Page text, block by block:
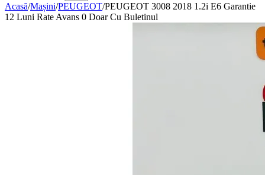
Acasă/Mașini/PEUGEOT/PEUGEOT 3008 2018 1.2i E6 Garantie
12 Luni Rate Avans 0 Doar Cu Buletinul